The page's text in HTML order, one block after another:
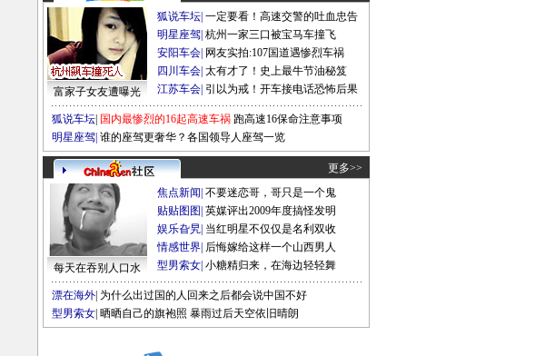
富家子女友遭曝光
狐说车坛 一定要看！高速交警的吐血忠告
明星座驾 杭州一家三口被宝马车撞飞
安阳车会 网友实拍:107国道遇惨烈车祸
四川车会 太有才了！史上最牛节油秘笈
江苏车会 引以为戒！开车接电话恐怖后果
狐说车坛 国内最惨烈的16起高速车祸 跑高速16保命注意事项
明星座驾 谁的座驾更奢华？各国领导人座驾一览
更多>>
每天在吞别人口水
焦点新闻 不要迷恋哥，哥只是一个鬼
贴贴图图 英媒评出2009年度搞怪发明
娱乐旮旯 当红明星不仅仅是名利双收
情感世界 后悔嫁给这样一个山西男人
型男索女 小糖精归来，在海边轻轻舞
漂在海外 为什么出过国的人回来之后都会说中国不好
型男索女 晒晒自己的旗袍照 暴雨过后天空依旧晴朗